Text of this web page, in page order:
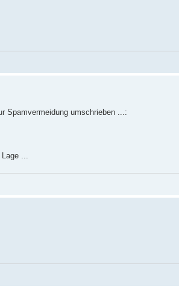
Spamvermeidung umschrieben ...:
Lage ...